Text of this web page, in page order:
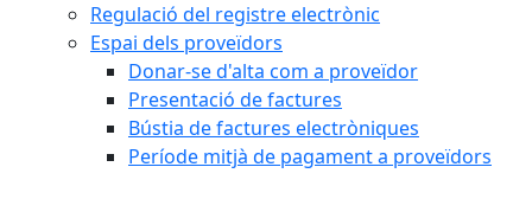
Regulació del registre electrònic
Espai dels proveïdors
Donar-se d'alta com a proveïdor
Presentació de factures
Bústia de factures electròniques
Període mitjà de pagament a proveïdors